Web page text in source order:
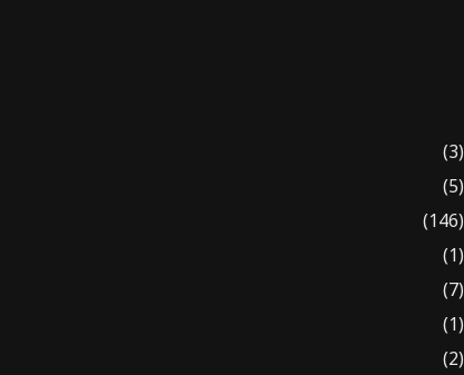
(3)
(5)
(146)
(1)
(7)
(1)
(2)